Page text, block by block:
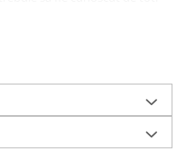
Romaniei si legislatie
1991;
si functionarea Curtii
si functionarea